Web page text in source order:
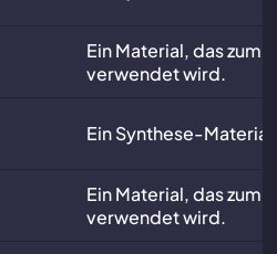
Ein Material, das zum
verwendet wird.
Ein Synthese-Material.
Ein Material, das zum
verwendet wird.